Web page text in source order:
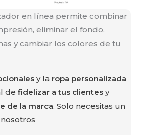
en línea permite combinar
eliminar el fondo,
y cambiar los colores de tu
y la ropa personalizada
de fidelizar a tus clientes y
de la marca. Solo necesitas un